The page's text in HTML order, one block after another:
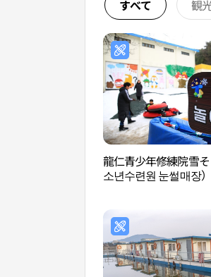
すべて 観
龍仁青少年修練院雪
소년수련원 눈썰매장）